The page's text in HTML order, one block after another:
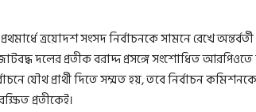
ত্রয়োদশ সংসদ নির্বাচনকে সামনে রেখে
দলের প্রতীক বরাদ্দ প্রসঙ্গে সংশোধিত
যৌথ প্রার্থী দিতে সম্মত হয়, তবে নির্বাচন
প্রতীকেই।